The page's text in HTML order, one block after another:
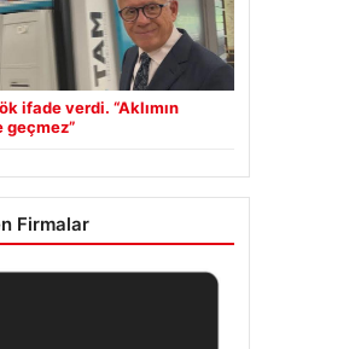
ifade verdi. “Aklımın
geçmez”
Firmalar